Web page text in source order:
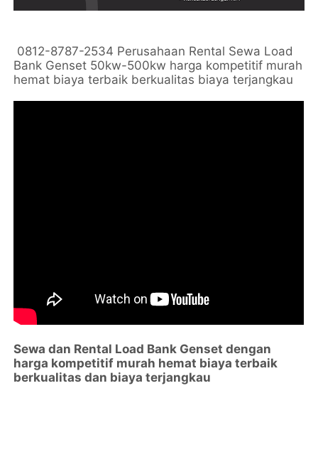
0812-8787-2534 Perusahaan Rental Sewa Load
Bank Genset 50kw-500kw harga kompetitif murah
hemat biaya terbaik berkualitas biaya terjangkau
Sewa dan Rental Load Bank Genset dengan
harga kompetitif murah hemat biaya terbaik
berkualitas dan biaya terjangkau